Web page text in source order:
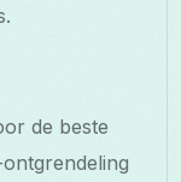
de beste